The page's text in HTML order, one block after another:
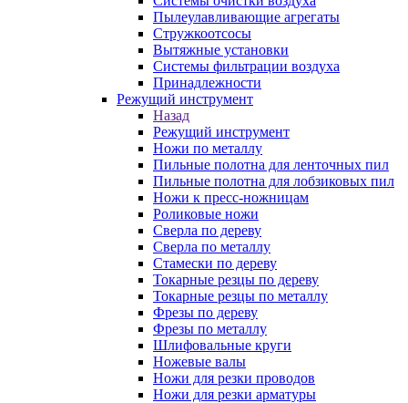
Пылеулавливающие агрегаты
Стружкоотсосы
Вытяжные установки
Системы фильтрации воздуха
Принадлежности
Режущий инструмент
Назад
Режущий инструмент
Ножи по металлу
Пильные полотна для ленточных пил
Пильные полотна для лобзиковых пил
Ножи к пресс-ножницам
Роликовые ножи
Сверла по дереву
Сверла по металлу
Стамески по дереву
Токарные резцы по дереву
Токарные резцы по металлу
Фрезы по дереву
Фрезы по металлу
Шлифовальные круги
Ножевые валы
Ножи для резки проводов
Ножи для резки арматуры